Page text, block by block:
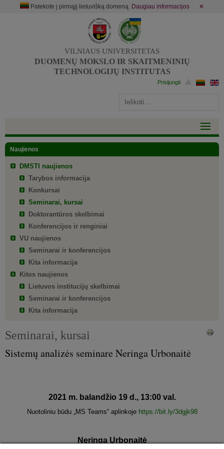
Patekote į pirmąjį lietuvišką domeną. Daugiau informacijos ✕
VILNIAUS UNIVERSITETAS
DUOMENŲ MOKSLO IR SKAITMENINIŲ
TECHNOLOGIJŲ INSTITUTAS
Naujienos
DMSTI naujienos
Tarybos informacija
Konkursai
Seminarai, kursai
Doktorantūros skelbimai
Konferencijos ir renginiai
VU naujienos
Seminarai ir konferencijos
Kita informacija
Kitos naujienos
Lietuvos institucijų skelbimai
Seminarai ir konferencijos
Kita informacija
Seminarai, kursai
Sistemų analizės seminare Neringa Urbonaitė
2021 m. balandžio 19 d., 13:00 val.
Nuotoliniu būdu „MS Teams“ aplinkoje https://bit.ly/3dgjk98
Neringa Urbonaitė